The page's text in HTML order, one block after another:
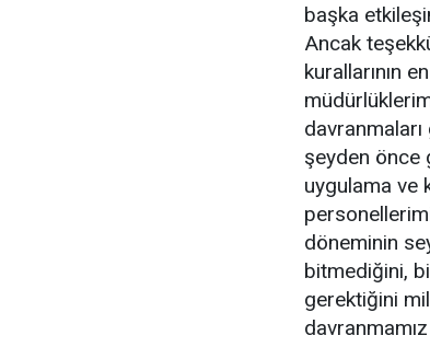
başka
Ancak
kurallarının
davranmaları
şeyden önce
uygulama ve
döneminin
bitmediğini,
gerektiğini